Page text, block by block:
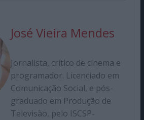
José Vieira Mendes
Jornalista, crítico de cinema e
programador. Licenciado em
Comunicação Social, e pós-
graduado em Produção de
Televisão, pelo ISCSP-